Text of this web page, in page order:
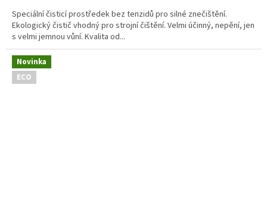
Speciální čisticí prostředek bez tenzidů pro silné znečištění.
Ekologický čistič vhodný pro strojní čištění. Velmi účinný, nepění, jen
s velmi jemnou vůní. Kvalita od...
Novinka
ECO